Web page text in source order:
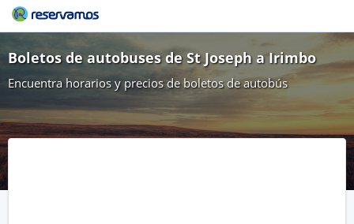
Boletos de autobuses de St Joseph a Irimbo
Encuentra horarios y precios de boletos de autobús